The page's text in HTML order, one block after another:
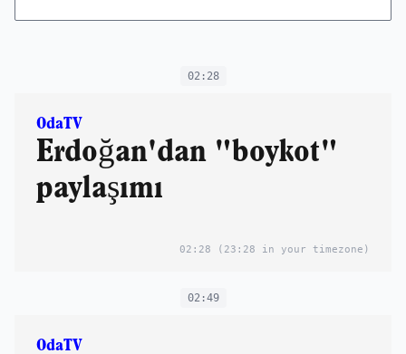
02:28
OdaTV
Erdoğan'dan "boykot"
paylaşımı
02:28 (23:28 in your timezone)
02:49
OdaTV